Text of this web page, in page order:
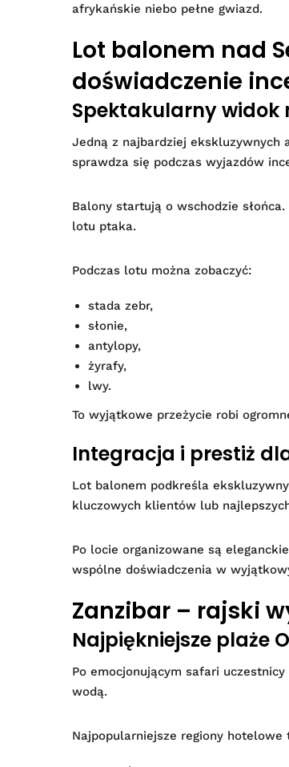
afrykańskie niebo pełne gwiazd.
Lot balonem nad
doświadczenie
Spektakularny
Jedną z najbardziej ekskluzywnych
sprawdza się podczas wyjazdów
Balony startują o wschodzie
lotu ptaka.
Podczas lotu można zobaczyć:
stada zebr,
słonie,
antylopy,
żyrafy,
lwy.
To wyjątkowe przeżycie robi
Integracja i prestiż
Lot balonem podkreśla
kluczowych klientów lub
Po locie organizowane są
wspólne doświadczenia w
Zanzibar – rajski
Najpiękniejsze plaże
Po emocjonującym safari
wodą.
Najpopularniejsze regiony hotelowe